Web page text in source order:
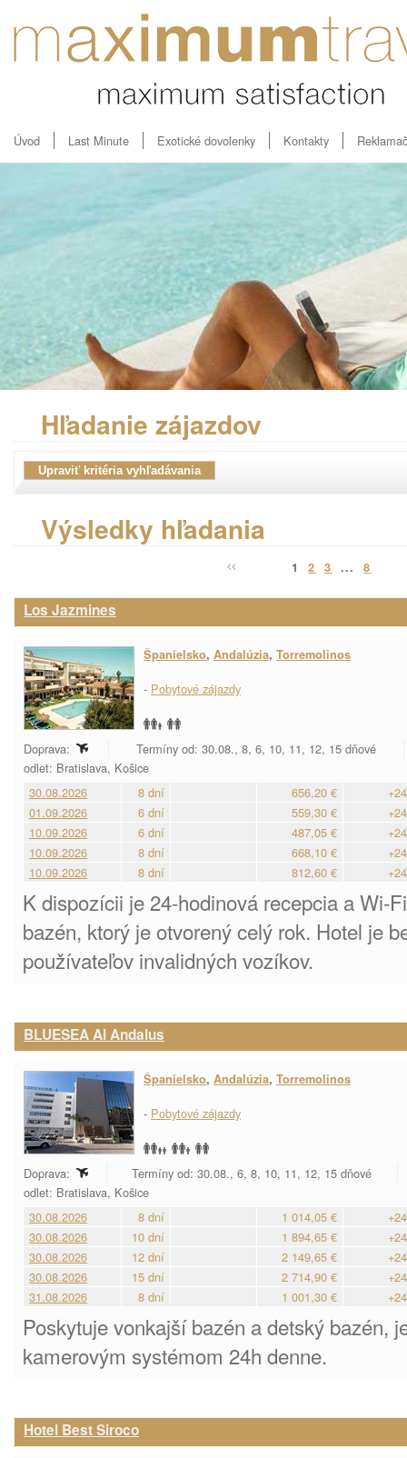
Úvod Last Minute Exotické dovolenky Kontakty
Hľadanie zájazdov
Výsledky hľadania
1 2 3 ...8
Los Jazmines
Španielsko, Andalúzia, Torremolinos
- Pobytové zájazdy
Doprava:
Termíny od: 30.08., 8, 6, 10, 11, 12, 15 dňové
odlet: Bratislava, Košice
30.08.2026
8 dní 656,20 €
01.09.2026
6 dní 559,30 €
10.09.2026
6 dní 487,05 €
10.09.2026
8 dní 668,10 €
10.09.2026
8 dní 812,60 €
K dispozícii je 24-hodinová recepcia a Wi-
bazén, ktorý je otvorený celý rok. Hotel je
používateľov invalidných vozíkov.
BLUESEA Al Andalus
Španielsko, Andalúzia, Torremolinos
- Pobytové zájazdy
Doprava:
Termíny od: 30.08., 6, 8, 10, 11, 12, 15 dňové
odlet: Bratislava, Košice
30.08.2026
8 dní 1 014,05 €
30.08.2026
10 dní 1 894,65 €
30.08.2026
12 dní 2 149,65 €
30.08.2026
15 dní 2 714,90 €
31.08.2026
8 dní 1 001,30 €
Poskytuje vonkajší bazén a detský bazén,
kamerovým systémom 24h denne.
Hotel Best Siroco